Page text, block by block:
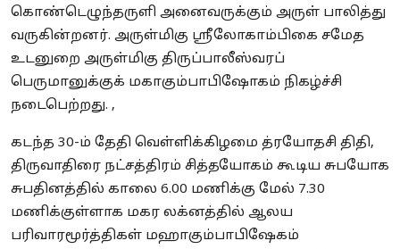
கொண்டெழுந்தருளி அனைவருக்கும் அருள் பாலித்து
வருகின்றனர். அருள்மிகு ஸ்ரீலோகாம்பிகை சமேத
உடனுறை அருள்மிகு திருப்பாலீஸ்வரப்
பெருமானுக்குக் மகாகும்பாபிஷோகம் நிகழ்ச்சி
நடைபெற்றது. ,
கடந்த 30-ம் தேதி வெள்ளிக்கிழமை த்ரயோதசி திதி,
திருவாதிரை நட்சத்திரம் சித்தயோகம் கூடிய சுபயோக
சுபதினத்தில் காலை 6.00 மணிக்கு மேல் 7.30
மணிக்குள்ளாக மகர லக்னத்தில் ஆலய
பரிவாரமூர்த்திகள் மஹாகும்பாபிஷேகம்